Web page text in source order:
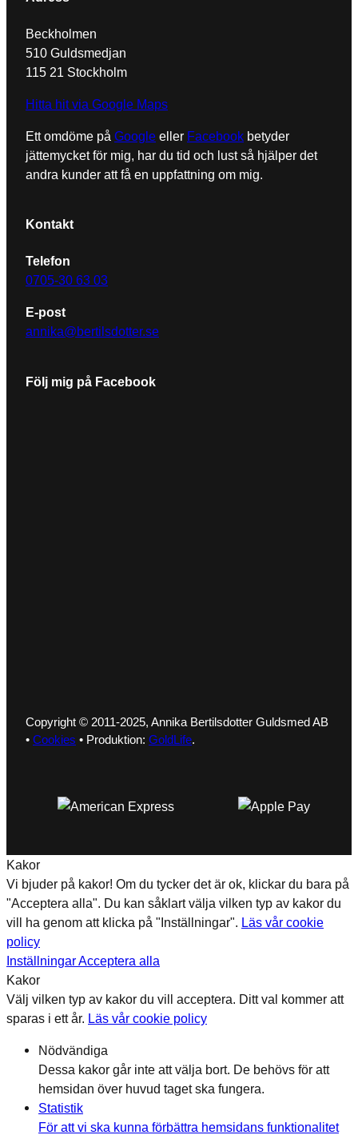
Beckholmen
510 Guldsmedjan
115 21 Stockholm
Hitta hit via Google Maps
Ett omdöme på Google eller Facebook betyder
jättemycket för mig, har du tid och lust så hjälper det
andra kunder att få en uppfattning om mig.
Kontakt
Telefon
0705-30 63 03
E-post
annika@bertilsdotter.se
Följ mig på Facebook
Copyright © 2011-2025, Annika Bertilsdotter Guldsmed AB
• Cookies • Produktion: GoldLife.
Kakor
Vi bjuder på kakor! Om du tycker det är ok, klickar du bara på
"Acceptera alla". Du kan såklart välja vilken typ av kakor du
vill ha genom att klicka på "Inställningar". Läs vår cookie
policy
InställningarAcceptera alla
Kakor
Välj vilken typ av kakor du vill acceptera. Ditt val kommer att
sparas i ett år. Läs vår cookie policy
Nödvändiga
Dessa kakor går inte att välja bort. De behövs för att
hemsidan över huvud taget ska fungera.
Statistik
För att vi ska kunna förbättra hemsidans funktionalitet